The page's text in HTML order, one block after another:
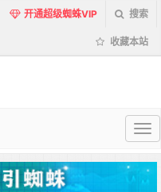
开通超级蜘蛛VIP 搜索
收藏本站
超
蜘
蛛